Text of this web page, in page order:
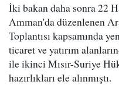
İki bakan daha sonra 22
Amman'da düzenlenen
Toplantısı kapsamında
ticaret ve yatırım
ile ikinci Mısır-Suriye
hazırlıkları ele alınmıştı.